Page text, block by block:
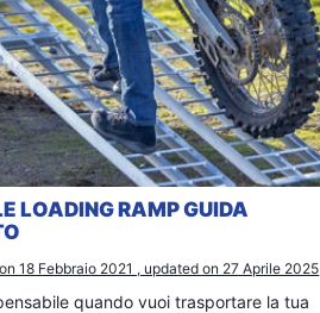
LOADING RAMP GUIDA
18 Febbraio 2021 , updated on 27 Aprile 2025
quando vuoi trasportare la tua